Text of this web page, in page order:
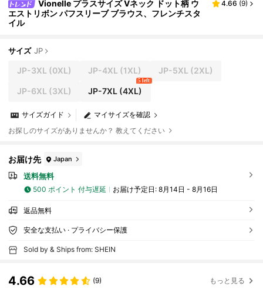
Vionelle プラスサイズ Vネック ドット柄 ウ
エストリボン パフスリーブ ブラウス、フレンチスタ
イル
4.66 (9)
サイズ JP
JP-3XL (0XL) JP-4XL (1XL) JP-5XL (2XL)
JP-6XL (3XL) JP-7XL (4XL)
5 left
マイサイズを確認
サイズガイド
お探しのサイズがありませんか？ 教えてください
お届け先 Japan
送料無料
500 ポイント 付与遅延 お届け予定日: 8月14日 - 8月16日
返品無料
安全な支払い · プライバシー保護
Sold by & Ships from: SHEIN
4.66 (9) もっと見る